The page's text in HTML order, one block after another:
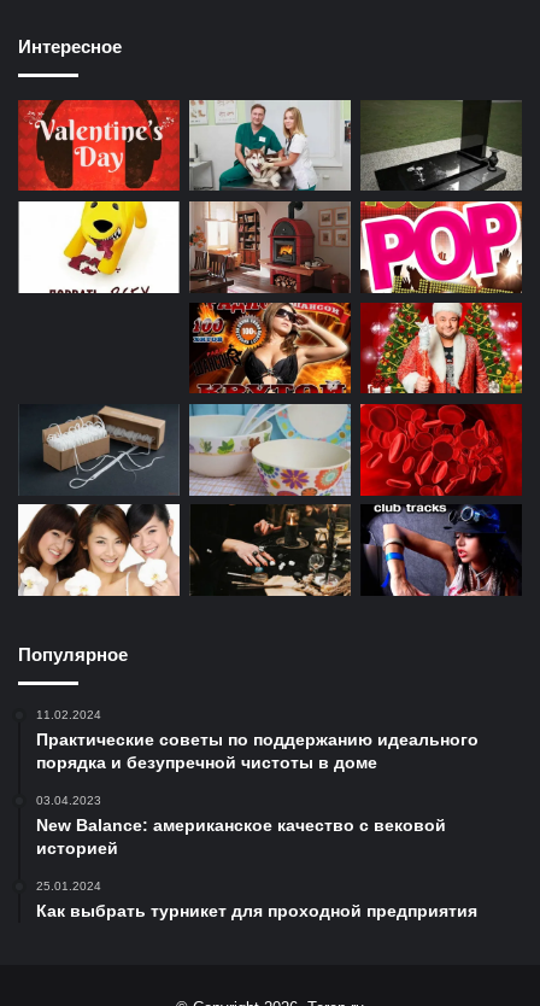
Интересное
Популярное
11.02.2024
Практические советы по поддержанию идеального
порядка и безупречной чистоты в доме
03.04.2023
New Balance: американское качество с вековой
историей
25.01.2024
Как выбрать турникет для проходной предприятия